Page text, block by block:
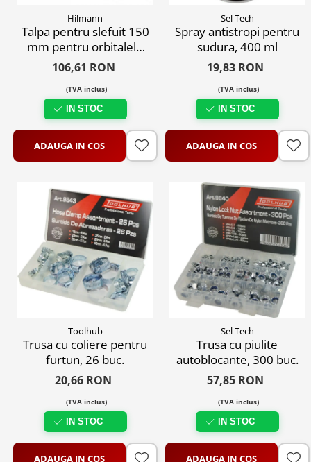
Hilmann
Talpa pentru slefuit 150
mm pentru orbitalele
Hilmann
106,61 RON
(TVA inclus)
IN STOC
ADAUGA IN COS
Sel Tech
Spray antistropi pentru
sudura, 400 ml
19,83 RON
(TVA inclus)
IN STOC
ADAUGA IN COS
Toolhub
Trusa cu coliere pentru
furtun, 26 buc.
20,66 RON
(TVA inclus)
IN STOC
ADAUGA IN COS
Sel Tech
Trusa cu piulite
autoblocante, 300 buc.
57,85 RON
(TVA inclus)
IN STOC
ADAUGA IN COS